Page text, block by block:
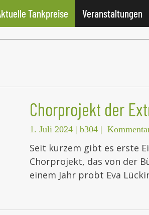
Tankpreise Veranstaltungen
Chorprojekt der
1. Juli 2024 | b304 |
Seit kurzem gibt es erste
Chorprojekt, das von der
einem Jahr probt Eva